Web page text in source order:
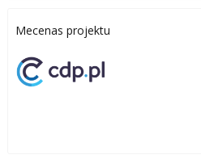
Mecenas projektu